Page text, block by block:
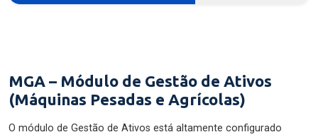
MGA – Módulo de Gestão de Ativos
(Máquinas Pesadas e Agrícolas)
O módulo de Gestão de Ativos está altamente configurado